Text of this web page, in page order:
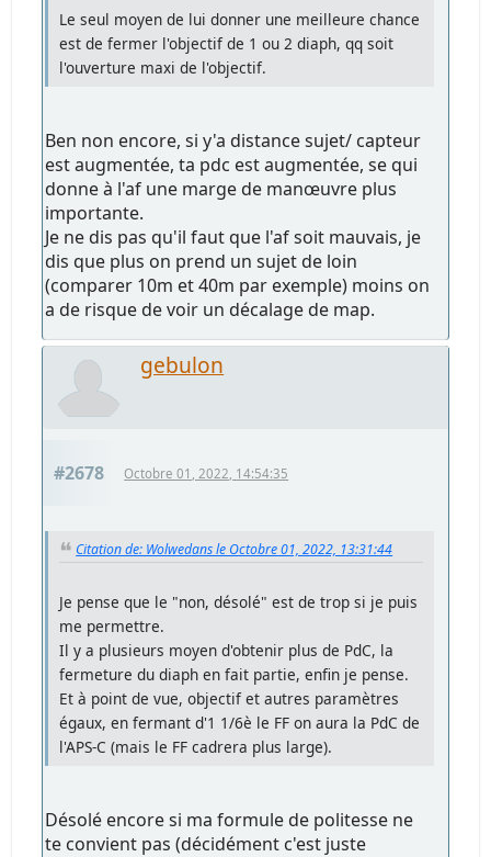
Le seul moyen de lui donner une meilleure chance
est de fermer l'objectif de 1 ou 2 diaph, qq soit
l'ouverture maxi de l'objectif.
Ben non encore, si y'a distance sujet/ capteur
est augmentée, ta pdc est augmentée, se qui
donne à l'af une marge de manœuvre plus
importante.
Je ne dis pas qu'il faut que l'af soit mauvais, je
dis que plus on prend un sujet de loin
(comparer 10m et 40m par exemple) moins on
a de risque de voir un décalage de map.
gebulon
#2678 Octobre 01, 2022, 14:54:35
Citation de: Wolwedans le Octobre 01, 2022, 13:31:44
Je pense que le "non, désolé" est de trop si je puis
me permettre.
Il y a plusieurs moyen d'obtenir plus de PdC, la
fermeture du diaph en fait partie, enfin je pense.
Et à point de vue, objectif et autres paramètres
égaux, en fermant d'1 1/6è le FF on aura la PdC de
l'APS-C (mais le FF cadrera plus large).
Désolé encore si ma formule de politesse ne
te convient pas (décidément c'est juste